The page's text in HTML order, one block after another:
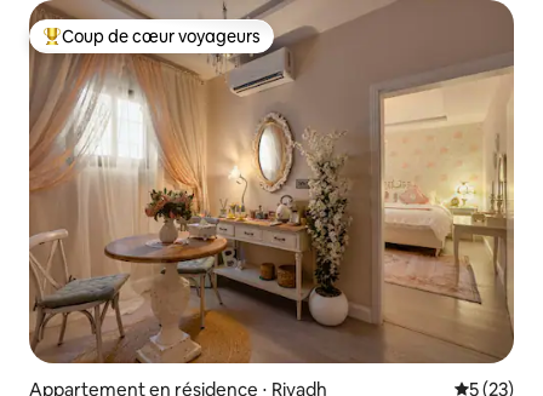
Coups de cœur voyageurs les plus appréciés
Coup de cœur voyageurs
Appartement en résidence ⋅ Riyadh
5 (23)